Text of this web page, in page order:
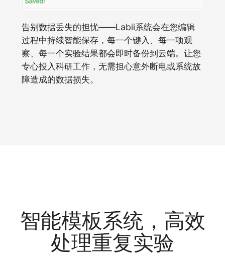
告别数据丢失的担忧——Labii系统会在您编辑
过程中持续智能保存，每一个键入、每一项观
察、每一个实验结果都会即时备份到云端。让您
专心投入科研工作，无需担心意外断电或系统故
障造成的数据损失。
智能模板系统，高效
处理重复实验